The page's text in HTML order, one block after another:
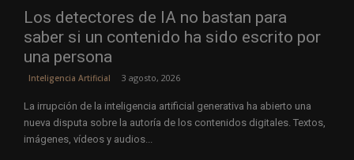
Los detectores de IA no bastan para
saber si un contenido ha sido escrito por
una persona
Inteligencia Artificial 3 agosto, 2026
La irrupción de la inteligencia artificial generativa ha abierto una
nueva disputa sobre la autoría de los contenidos digitales. Textos,
imágenes, vídeos y audios...